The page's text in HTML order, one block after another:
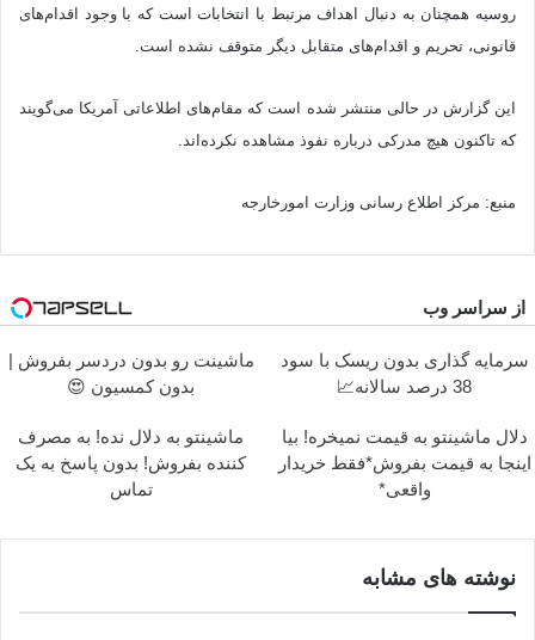
روسیه همچنان به دنبال اهداف مرتبط با انتخابات است که با وجود اقدام‌های
قانونی، تحریم و اقدام‌های متقابل دیگر متوقف نشده است.
این گزارش در حالی منتشر شده است که مقام‌های اطلاعاتی آمریکا می‌گویند
که تاکنون هیچ مدرکی درباره نفوذ مشاهده نکرده‌اند.
منبع: مرکز اطلاع رسانی وزارت امورخارجه
از سراسر وب
سرمایه گذاری بدون ریسک با سود
38 درصد سالانه📈
ماشینت رو بدون دردسر بفروش |
بدون کمسیون 😍
دلال ماشینتو به قیمت نمیخره! بیا
اینجا به قیمت بفروش*فقط خریدار
واقعی*
ماشینتو به دلال نده! به مصرف
کننده بفروش! بدون پاسخ به یک
تماس
نوشته های مشابه